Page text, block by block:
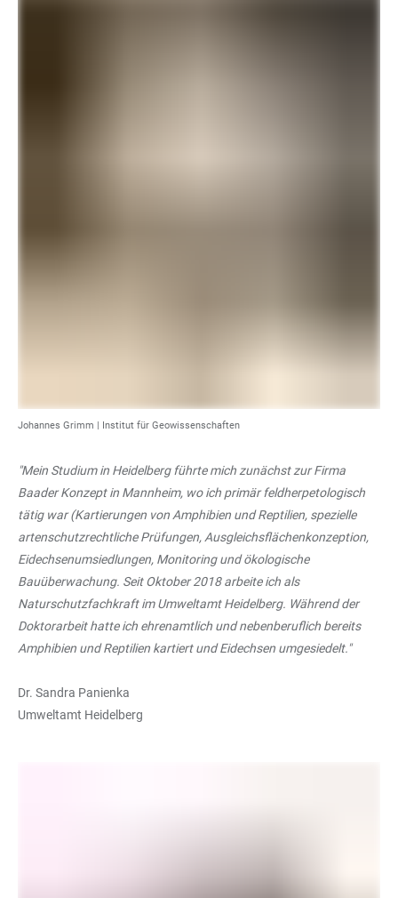
Johannes Grimm | Institut für Geowissenschaften
"Mein Studium in Heidelberg führte mich zunächst zur Firma
Baader Konzept in Mannheim, wo ich primär feldherpetologisch
tätig war (Kartierungen von Amphibien und Reptilien, spezielle
artenschutzrechtliche Prüfungen, Ausgleichsflächenkonzeption,
Eidechsenumsiedlungen, Monitoring und ökologische
Bauüberwachung. Seit Oktober 2018 arbeite ich als
Naturschutzfachkraft im Umweltamt Heidelberg. Während der
Doktorarbeit hatte ich ehrenamtlich und nebenberuflich bereits
Amphibien und Reptilien kartiert und Eidechsen umgesiedelt."
Dr. Sandra Panienka
Umweltamt Heidelberg